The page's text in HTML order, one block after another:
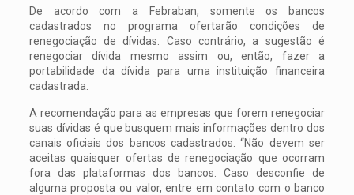
De acordo com a Febraban, somente os bancos
cadastrados no programa ofertarão condições de
renegociação de dívidas. Caso contrário, a sugestão é
renegociar dívida mesmo assim ou, então, fazer a
portabilidade da dívida para uma instituição financeira
cadastrada.
A recomendação para as empresas que forem renegociar
suas dívidas é que busquem mais informações dentro dos
canais oficiais dos bancos cadastrados. “Não devem ser
aceitas quaisquer ofertas de renegociação que ocorram
fora das plataformas dos bancos. Caso desconfie de
alguma proposta ou valor, entre em contato com o banco